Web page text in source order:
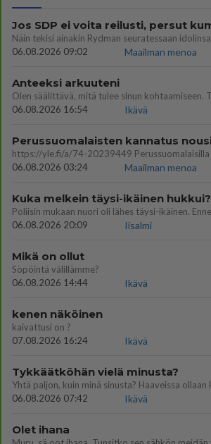
06.08.2026 09:02
Maailman menoa
Anteeksi arkuuteni
06.08.2026 16:54
Ikävä
06.08.2026 03:24
Maailman menoa
Kuka melkein täysi-ikäinen hukkui?
06.08.2026 20:09
Iisalmi
Mikä on ollut
Söpöintä välillämme?
06.08.2026 14:44
Ikävä
kenen näköinen
kaivattusi on ?
07.08.2026 16:24
Ikävä
Tykkäätköhän vielä minusta?
06.08.2026 07:42
Ikävä
Olet ihana